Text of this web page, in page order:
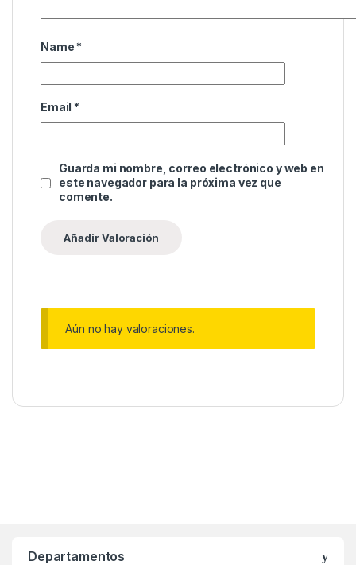
Name *
Email *
Guarda mi nombre, correo electrónico y web en
este navegador para la próxima vez que
comente.
Aún no hay valoraciones.
Departamentos